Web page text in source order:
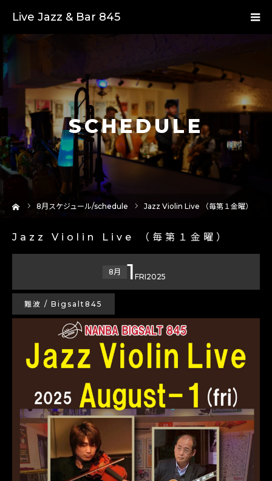
Live Jazz & Bar 845
SCHEDULE
8月スケジュール/schedule Jazz Violin Live （毎第１金曜）
Jazz Violin Live （毎第１金曜）
8月 1 FRI2025
難波 / Bigsalt845